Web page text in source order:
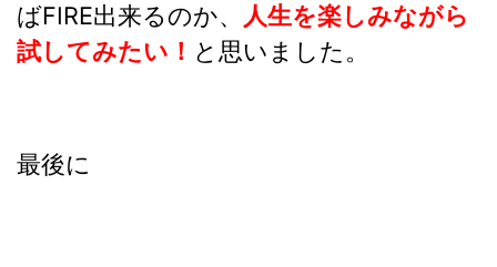
ばFIRE出来るのか、
人生を楽しみながら
試してみたい！ と思いました。
最後に